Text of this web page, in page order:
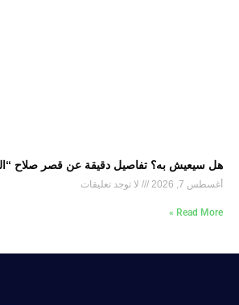
هل سيعيش به؟ تفاصيل دقيقة عن قصر صلاح
أغسطس 7, 2026 لا توجد تعليقات
Read More »